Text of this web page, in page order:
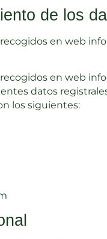
de los
en web
en web
datos
los siguientes: